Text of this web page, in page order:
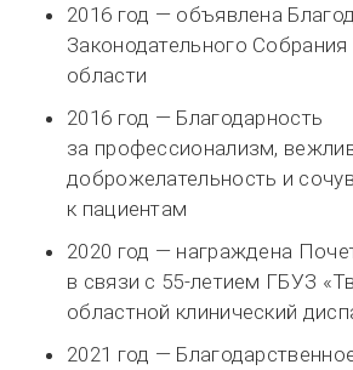
2016 год — объявлена
Законодательного Собрания
области
2016 год — Благодарность
за профессионализм,
доброжелательность и
к пациентам
2020 год — награждена
в связи с 55-летием ГБУЗ
областной клинический
2021 год —